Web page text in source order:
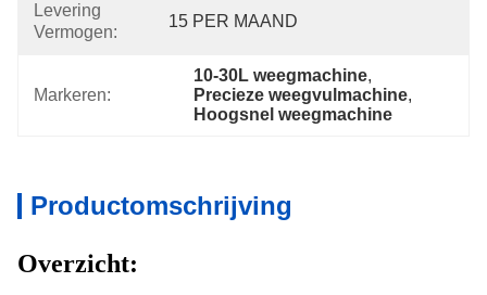
Levering
Vermogen:
15 PER MAAND
Markeren:
10-30L weegmachine,
Precieze weegvulmachine,
Hoogsnel weegmachine
Productomschrijving
Overzicht: